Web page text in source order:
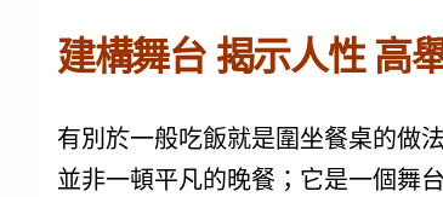
建構舞台 揭示人性 高
有別於一般吃飯就是圍坐餐桌的做
並非一頓平凡的晚餐；它是一個舞